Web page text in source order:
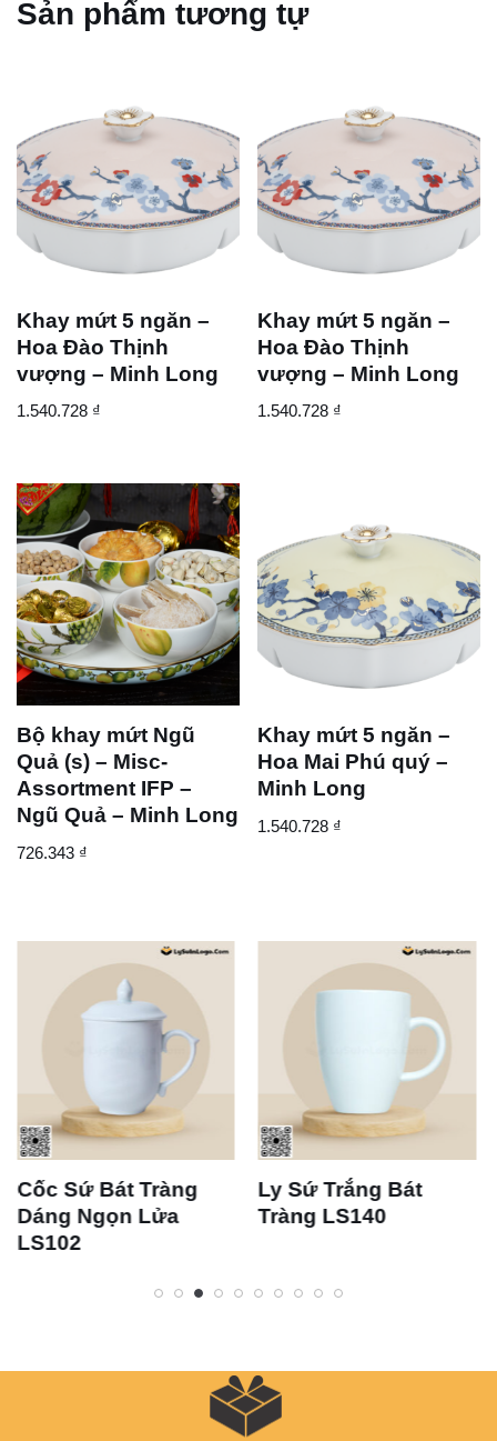
Sản phẩm tương tự
Khay mứt 5 ngăn –
Hoa Đào Thịnh
vượng – Minh Long
1.540.728 ₫
Khay mứt 5 ngăn –
Hoa Đào Thịnh
vượng – Minh Long
1.540.728 ₫
Bộ khay mứt Ngũ
Quả (s) – Misc-
Assortment IFP –
Ngũ Quả – Minh Long
726.343 ₫
Khay mứt 5 ngăn –
Hoa Mai Phú quý –
Minh Long
1.540.728 ₫
Bát Tràng
Ngọn Lửa
Ly Sứ Trắng Bát
Tràng LS140